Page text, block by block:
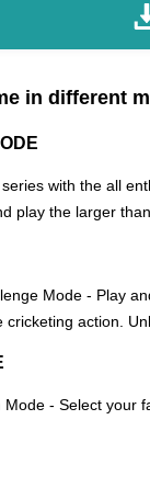
in different
with the all
play the larger
Mode - Play
action.
Mode - Select your